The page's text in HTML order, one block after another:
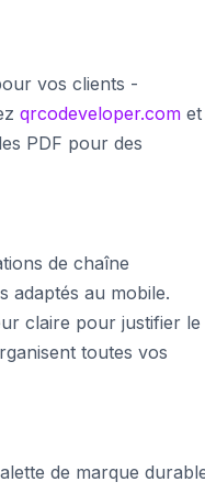
vos clients -
qrcodeveloper.com et
PDF pour des
de chaîne
adaptés au mobile.
claire pour justifier le
toutes vos
de marque